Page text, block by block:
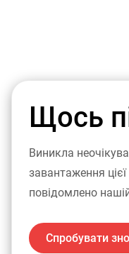
Щось
Виникла
завантаження
повідомлено
Спробувати